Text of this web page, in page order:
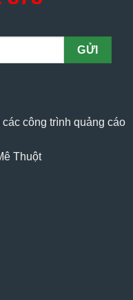
công trình quảng cáo
Thuột